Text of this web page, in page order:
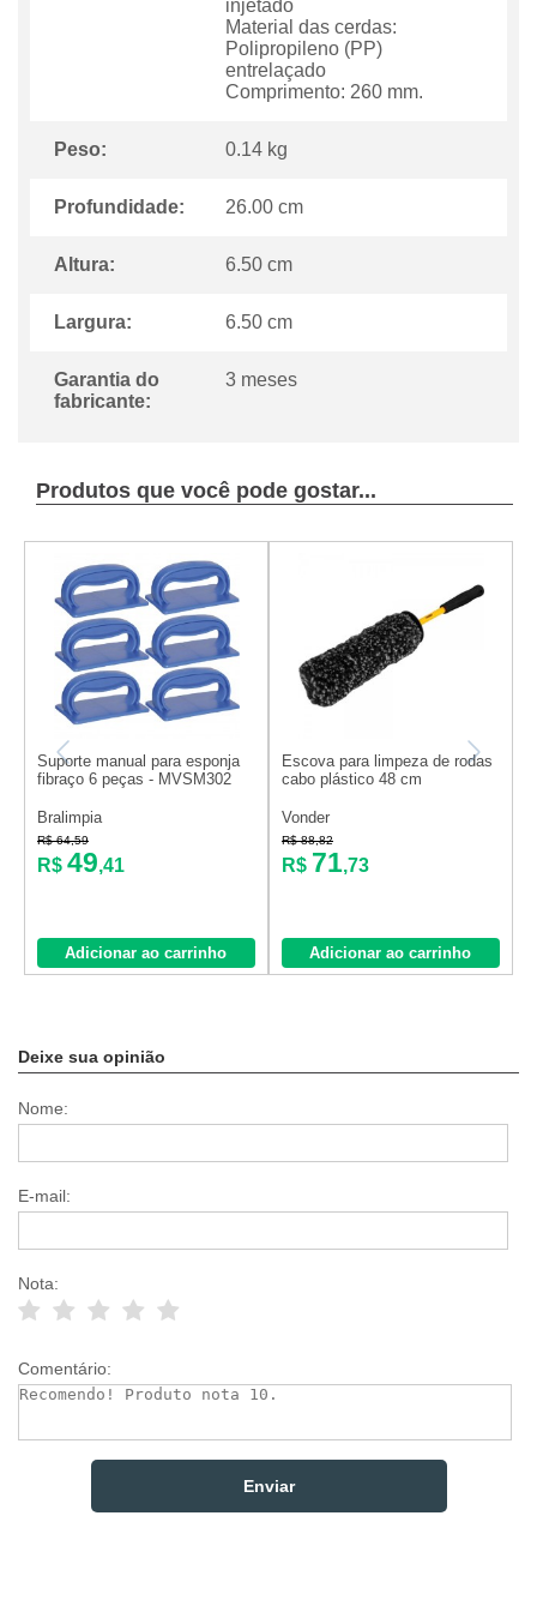
injetado
Material das cerdas:
Polipropileno (PP)
entrelaçado
Comprimento: 260 mm.
Peso: 0.14 kg
Profundidade: 26.00 cm
Altura: 6.50 cm
Largura: 6.50 cm
Garantia do
fabricante:
3 meses
Produtos que você pode gostar...
Suporte manual para esponja
fibraço 6 peças - MVSM302
Bralimpia
R$ 64,59
R$ 49,41
Adicionar ao carrinho
Escova para limpeza de rodas
cabo plástico 48 cm
Vonder
R$ 88,82
R$ 71,73
Adicionar ao carrinho
Deixe sua opinião
Nome:
E-mail:
Nota:
Comentário: